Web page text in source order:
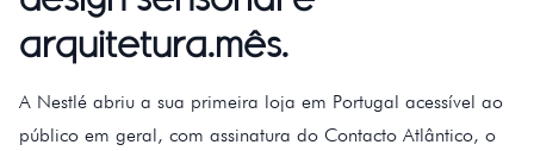
arquitetura.mês.
A Nestlé abriu a sua primeira loja em Portugal acessível ao
público em geral, com assinatura do Contacto Atlântico, o